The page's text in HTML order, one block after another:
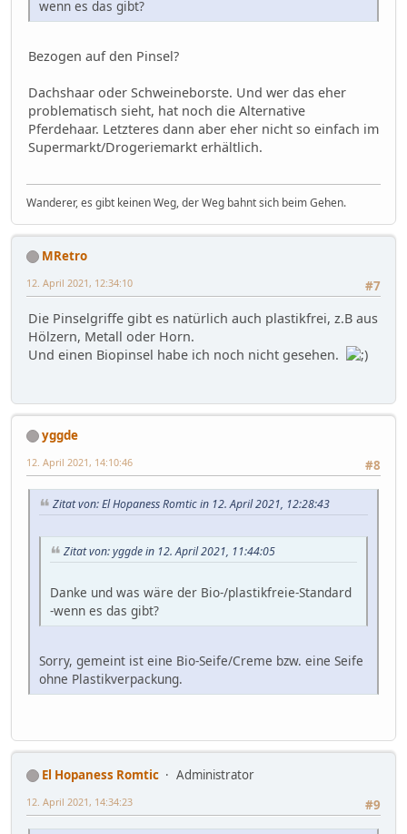
wenn es das gibt?
Bezogen auf den Pinsel?
Dachshaar oder Schweineborste. Und wer das eher
problematisch sieht, hat noch die Alternative
Pferdehaar. Letzteres dann aber eher nicht so einfach im
Supermarkt/Drogeriemarkt erhältlich.
Wanderer, es gibt keinen Weg, der Weg bahnt sich beim Gehen.
MRetro
#7
12. April 2021, 12:34:10
Die Pinselgriffe gibt es natürlich auch plastikfrei, z.B aus
Hölzern, Metall oder Horn.
Und einen Biopinsel habe ich noch nicht gesehen.
yggde
#8
12. April 2021, 14:10:46
Zitat von: El Hopaness Romtic in 12. April 2021, 12:28:43
Zitat von: yggde in 12. April 2021, 11:44:05
Danke und was wäre der Bio-/plastikfreie-Standard
-wenn es das gibt?
Sorry, gemeint ist eine Bio-Seife/Creme bzw. eine Seife
ohne Plastikverpackung.
El Hopaness Romtic
Administrator
#9
12. April 2021, 14:34:23